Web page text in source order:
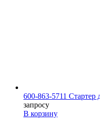
600-863-5711 Стартер
запросу
В корзину